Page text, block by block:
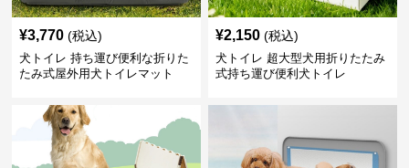
¥3,770 (税込)
犬トイレ 持ち運び便利な折りた
たみ式屋外用犬トイレマット
¥2,150 (税込)
犬トイレ 超大型犬用折りたたみ
式持ち運び便利犬トイレ